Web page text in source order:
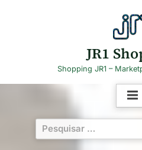
JR1
Shopping JR1 –
Pesquisar
por: